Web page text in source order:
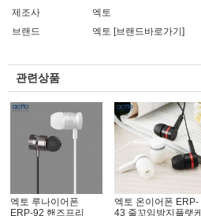
제조사
엑토
브랜드
엑토 [브랜드바로가기]
관련상품
엑토 루나이어폰
ERP-92 핸즈프리
엑토 온이어폰 ERP-
43 줄꼬임방지플랫케